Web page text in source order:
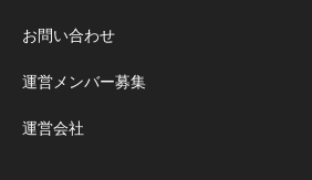
お問い合わせ
運営メンバー募集
運営会社